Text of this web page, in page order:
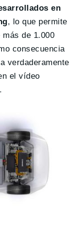
en
, lo que permite
más de 1.000
consecuencia
verdaderamente
el vídeo